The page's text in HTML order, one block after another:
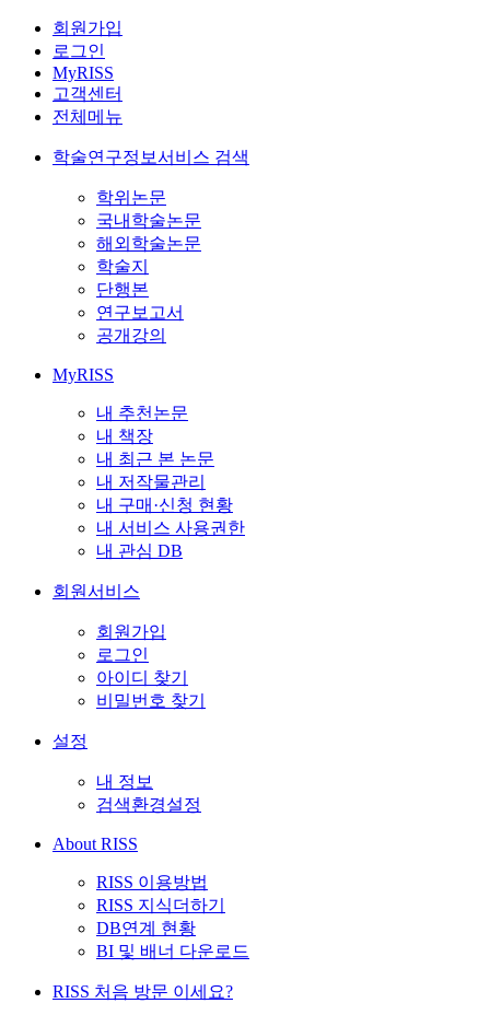
회원가입
로그인
MyRISS
고객센터
전체메뉴
학술연구정보서비스 검색
학위논문
국내학술논문
해외학술논문
학술지
단행본
연구보고서
공개강의
MyRISS
내 추천논문
내 책장
내 최근 본 논문
내 저작물관리
내 구매·신청 현황
내 서비스 사용권한
내 관심 DB
회원서비스
회원가입
로그인
아이디 찾기
비밀번호 찾기
설정
내 정보
검색환경설정
About RISS
RISS 이용방법
RISS 지식더하기
DB연계 현황
BI 및 배너 다운로드
RISS 처음 방문 이세요?